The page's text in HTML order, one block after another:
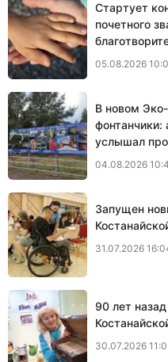
Стартует
почетного
05.08.2026
В новом
фонтанчики:
услышал
04.08.2026
Запущен
31.07.2026
90 лет
30.07.2026